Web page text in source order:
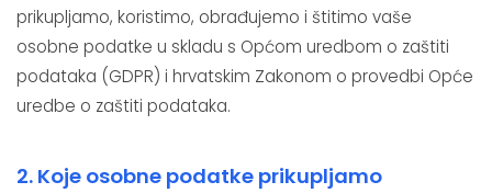
prikupljamo, koristimo, obrađujemo i štitimo vaše
osobne podatke u skladu s Općom uredbom o zaštiti
podataka (GDPR) i hrvatskim Zakonom o provedbi Opće
uredbe o zaštiti podataka.
2. Koje osobne podatke prikupljamo